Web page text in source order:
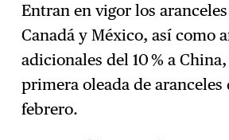
Entran en vigor los aranceles
Canadá y México, así como
adicionales del 10 % a
primera oleada de aranceles
febrero.